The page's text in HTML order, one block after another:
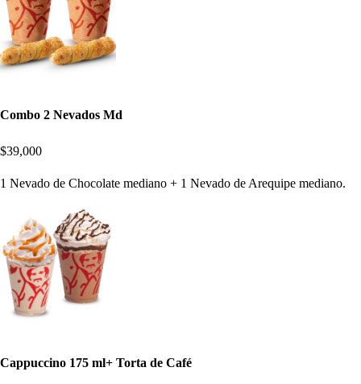
Combo 2 Nevados Md
$39,000
1 Nevado de Chocolate mediano + 1 Nevado de Arequipe mediano.
Cappuccino 175 ml+ Torta de Café